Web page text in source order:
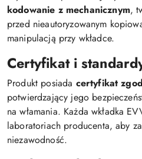
kodowanie z mechanicznym,
przed nieautoryzowanym
manipulacją przy wkładce.
Certyfikat i
Produkt posiada certyfikat
potwierdzający jego
na włamania. Każda wkładka
laboratoriach producenta, aby
niezawodność.